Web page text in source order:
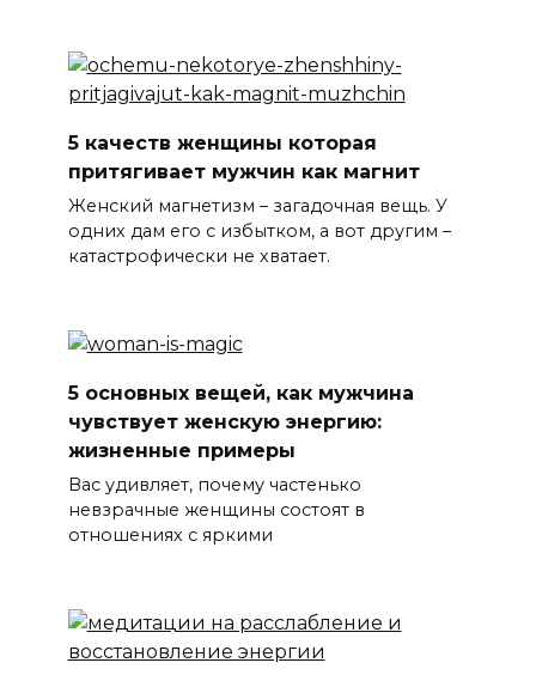
5 качеств женщины которая
притягивает мужчин как магнит
Женский магнетизм – загадочная вещь. У
одних дам его с избытком, а вот другим –
катастрофически не хватает.
5 основных вещей, как мужчина
чувствует женскую энергию:
жизненные примеры
Вас удивляет, почему частенько
невзрачные женщины состоят в
отношениях с яркими